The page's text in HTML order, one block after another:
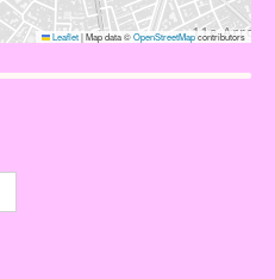
Leaflet|Map data ©OpenStreetMapcontributors